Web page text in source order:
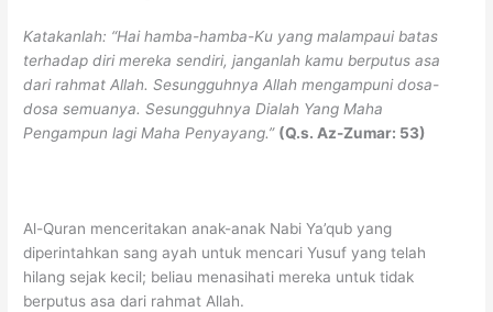
Katakanlah: “Hai hamba-hamba-Ku yang malampaui batas
terhadap diri mereka sendiri, janganlah kamu berputusasa
dari rahmat Allah. Sesungguhnya Allah mengampuni dosa-
dosa semuanya. Sesungguhnya Dialah Yang Maha
Pengampun lagi Maha Penyayang.” (Q.s. Az-Zumar: 53)
Al-Quran menceritakan anak-anak Nabi Ya’qub yang
diperintahkan sang ayah untuk mencari Yusuf yang telah
hilang sejak kecil; beliau menasihati mereka untuk tidak
berputus asa dari rahmat Allah.